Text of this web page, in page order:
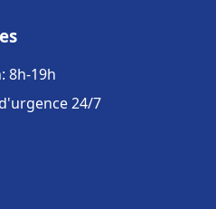
8h-19h
24/7